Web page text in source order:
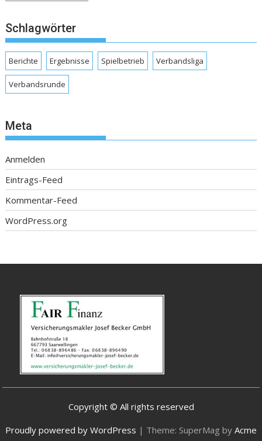
Schlagwörter
Berichte Ergebnisse Spielbetrieb Verbandsliga
Verbandsrunde
Meta
Anmelden
Eintrags-Feed
Kommentar-Feed
WordPress.org
Copyright © All rights reserved
Proudly powered by WordPress | Theme: SuperMag by Acme